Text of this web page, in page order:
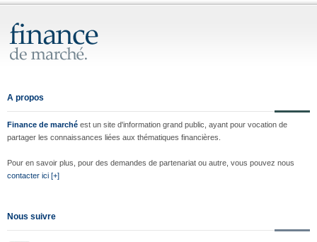
A propos
Finance de marché est un site d'information grand public, ayant pour vocation de
partager les connaissances liées aux thématiques financières.
Pour en savoir plus, pour des demandes de partenariat ou autre, vous pouvez nous
contacter ici [+]
Nous suivre